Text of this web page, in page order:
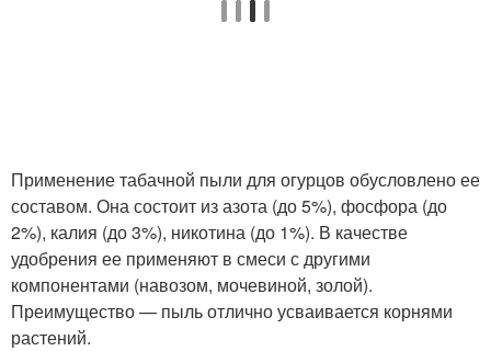
Применение табачной пыли для огурцов обусловлено ее
составом. Она состоит из азота (до 5%), фосфора (до
2%), калия (до 3%), никотина (до 1%). В качестве
удобрения ее применяют в смеси с другими
компонентами (навозом, мочевиной, золой).
Преимущество — пыль отлично усваивается корнями
растений.